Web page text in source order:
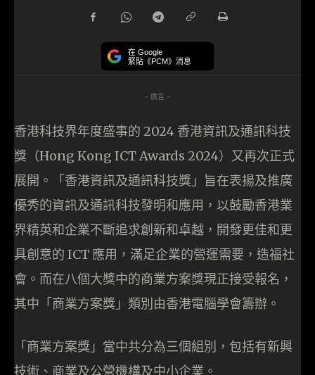
在 Google
緊貼《PCM》消息
- 廣告 -
香港科技界年度盛事的 2024 香港資訊及通訊科技
獎（Hong Kong ICT Awards 2024）又再次正式
展開。「香港資訊及通訊科技獎」旨在表揚及推廣
優秀的資訊及通訊科技發明和應用，以鼓勵香港業
界精英和企業不斷追求創新和卓越，開發更佳和更
具創意的 ICT 應用，滿足企業的營運需要，造福社
會。而在八個大獎中的商業方案獎現正接受報名，
其中「商業方案獎」類別由香港電腦學會籌辦。
「商業方案獎」當中共分為三個組別，包括有新興
技術、商業及公營機構及中小企業。